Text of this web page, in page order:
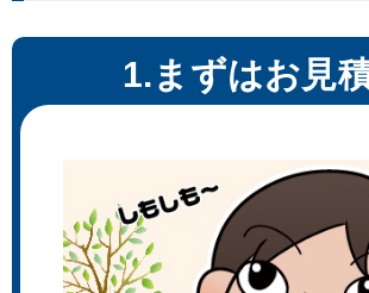
K-BOOKS ケイ・ブックス 珈琲
貴族 初夏の風 ジークレー
琲貴族
入り複
1.まずはお見